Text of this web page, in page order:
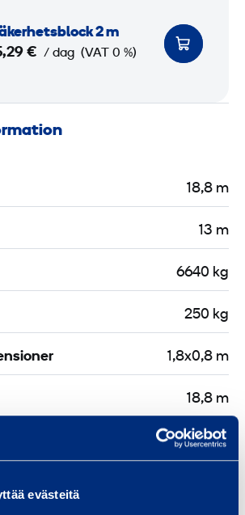
evästeitä
2 m
€ / dag (VAT 0 %)
18,8 m
13 m
6640 kg
250 kg
1,8x0,8 m
18,8 m
20,8 m